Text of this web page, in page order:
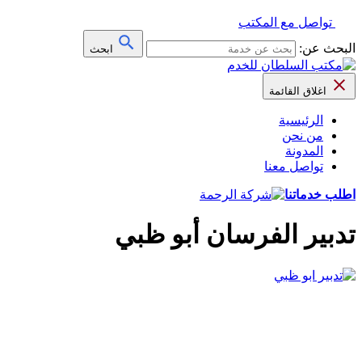
تواصل مع المكتب
البحث عن:
ابحث
اغلاق القائمة
الرئيسية
من نحن
المدونة
تواصل معنا
اطلب خدماتنا
تدبير الفرسان أبو ظبي